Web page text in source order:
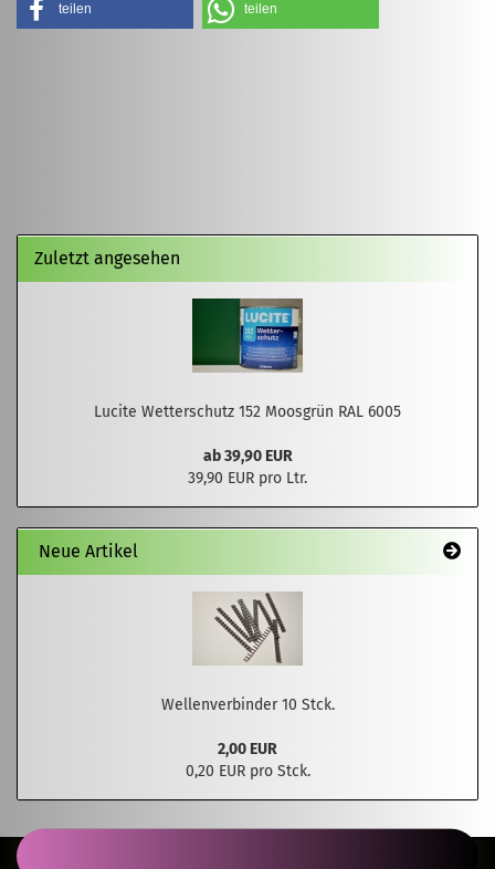
teilen teilen
Zuletzt angesehen
Lucite Wetterschutz 152 Moosgrün RAL 6005
ab 39,90 EUR
39,90 EUR pro Ltr.
Neue Artikel
Wellenverbinder 10 Stck.
2,00 EUR
0,20 EUR pro Stck.